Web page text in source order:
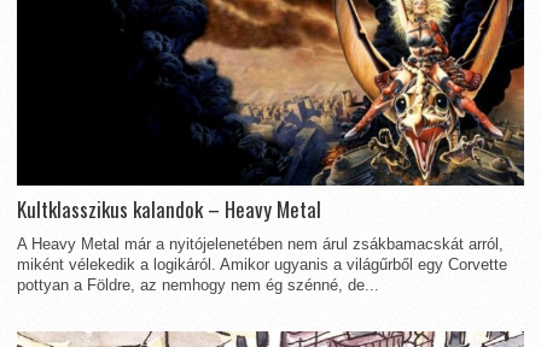
Kultklasszikus kalandok – Heavy Metal
A Heavy Metal már a nyitójelenetében nem árul zsákbamacskát arról,
miként vélekedik a logikáról. Amikor ugyanis a világűrből egy Corvette
pottyan a Földre, az nemhogy nem ég szénné, de...